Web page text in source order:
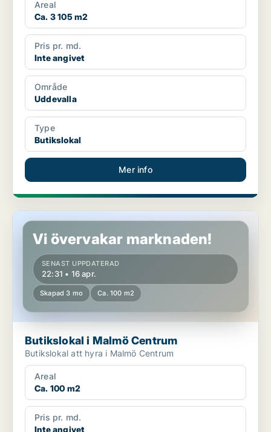
Areal
Ca. 3 105 m2
Pris pr. md.
Inte angivet
Område
Uddevalla
Type
Butikslokal
Mer info
Butikslokal i Malmö Centrum
Vi övervakar marknaden!
SENAST UPPDATERAD
22:31 • 16 apr.
Skapad 3 mo Ca. 100 m2
Butikslokal i Malmö Centrum
Butikslokal att hyra i Malmö Centrum
Areal
Ca. 100 m2
Pris pr. md.
Inte angivet